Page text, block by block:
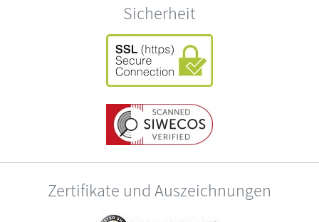
Sicherheit
Zertifikate und Auszeichnungen